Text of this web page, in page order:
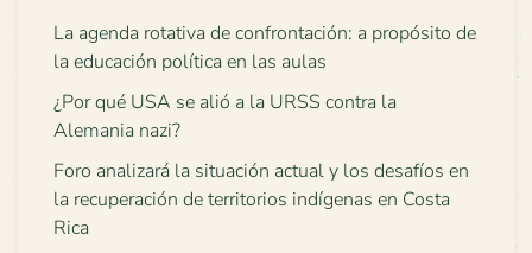
La agenda rotativa de confrontación: a propósito de
la educación política en las aulas
¿Por qué USA se alió a la URSS contra la
Alemania nazi?
Foro analizará la situación actual y los desafíos en
la recuperación de territorios indígenas en Costa
Rica